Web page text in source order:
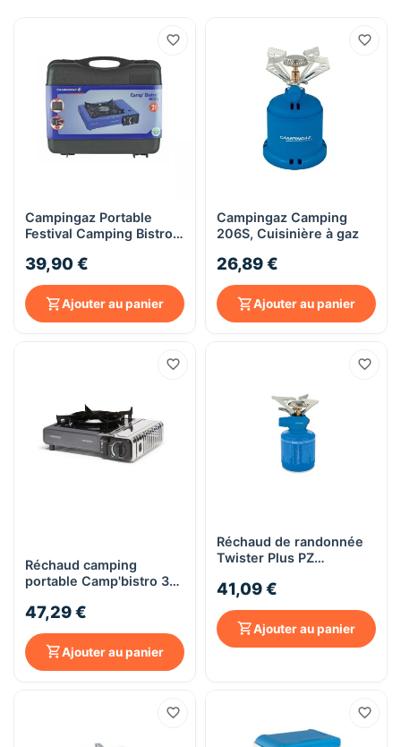
Campingaz Portable
Festival Camping Bistro 2
39,90 €
Ajouter au panier
Campingaz Camping
206S, Cuisinière à gaz
26,89 €
Ajouter au panier
Réchaud camping
portable Camp'bistro 3
47,29 €
Ajouter au panier
Réchaud de randonnée
Twister Plus PZ
41,09 €
Ajouter au panier